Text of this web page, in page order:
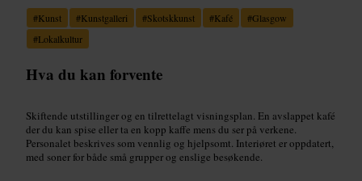
#Kunst #Kunstgalleri #Skotskkunst #Kafé #Glasgow
#Lokalkultur
Hva du kan forvente
Skiftende utstillinger og en tilrettelagt visningsplan. En avslappet kafé
der du kan spise eller ta en kopp kaffe mens du ser på verkene.
Personalet beskrives som vennlig og hjelpsomt. Interiøret er oppdatert,
med soner for både små grupper og enslige besøkende.